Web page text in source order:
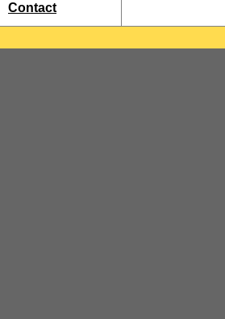
Contact